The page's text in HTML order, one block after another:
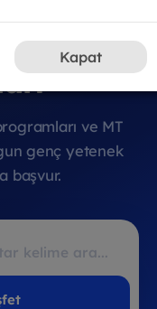
ve MT
genç yetenek
başvur.
Kapat